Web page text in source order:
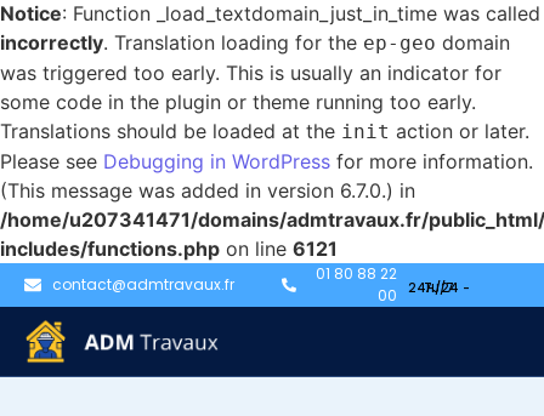
Notice: Function _load_textdomain_just_in_time was called
incorrectly. Translation loading for the ep-geo domain
was triggered too early. This is usually an indicator for
some code in the plugin or theme running too early.
Translations should be loaded at the init action or later.
Please see Debugging in WordPress for more information.
(This message was added in version 6.7.0.) in
/home/u207341471/domains/admtravaux.fr/
includes/functions.php on line 6121
contact@admtravaux.fr
01 80 88 22
00